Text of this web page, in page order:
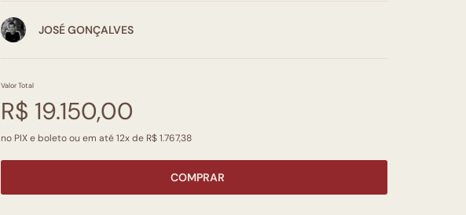
JOSÉ GONÇALVES
Valor Total
R$ 19.150,00
no PIX e boleto ou em até 12x de R$ 1.767,38
COMPRAR